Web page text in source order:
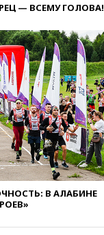
— ВСЕМУ ГОЛОВА!
В АЛАБИНЕ